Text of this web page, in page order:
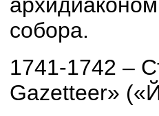
собора.
1741-1742 –
Gazetteer»